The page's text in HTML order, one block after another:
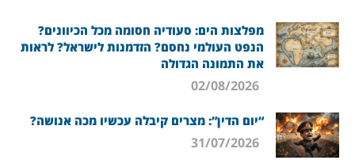
מפלצות הים: סעודיה חסומה מכל הכיוונים?
הנפט העולמי נחסם? הזדמנות לישראל? לראות
את התמונה הגדולה
“יום הדין”: מצרים קיבלה עכשיו מכה אנושה?